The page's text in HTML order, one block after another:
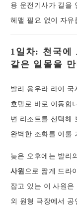
용 운전기사가 길을
헤맬 필요 없이 자유
1일차: 천국에
같은 일몰을
발리 응우라 라이
호텔로 바로 이동합
변 리조트를 선택해
완벽한 조화를 이룰
늦은 오후에는 발리
사원 으로 짧게 드라
잡고 있는 이 사원
외 원형 극장에서